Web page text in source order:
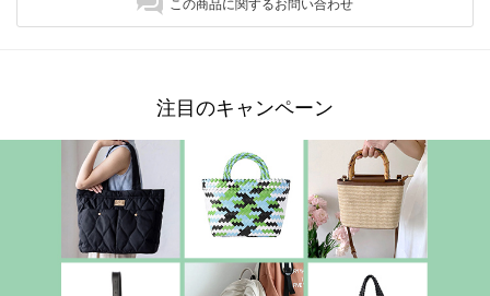
この商品に関するお問い合わせ
注目のキャンペーン